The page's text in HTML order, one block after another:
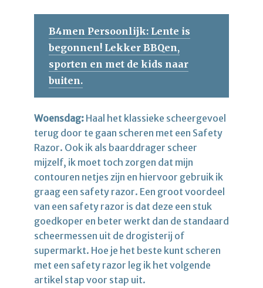
B4men Persoonlijk: Lente is
begonnen! Lekker BBQen,
sporten en met de kids naar
buiten.
Woensdag: Haal het klassieke scheergevoel
terug door te gaan scheren met een Safety
Razor. Ook ik als baarddrager scheer
mijzelf, ik moet toch zorgen dat mijn
contouren netjes zijn en hiervoor gebruik ik
graag een safety razor. Een groot voordeel
van een safety razor is dat deze een stuk
goedkoper en beter werkt dan de standaard
scheermessen uit de drogisterij of
supermarkt. Hoe je het beste kunt scheren
met een safety razor leg ik het volgende
artikel stap voor stap uit.